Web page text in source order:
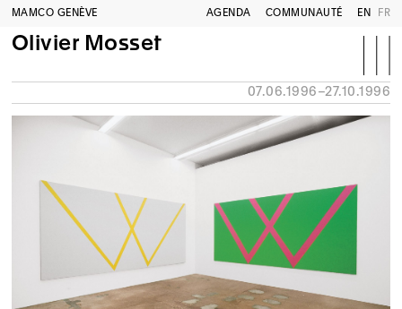
MAMCO GENÈVE AGENDA COMMUNAUTÉ EN FR
Olivier Mosset
07.06.1996–27.10.1996